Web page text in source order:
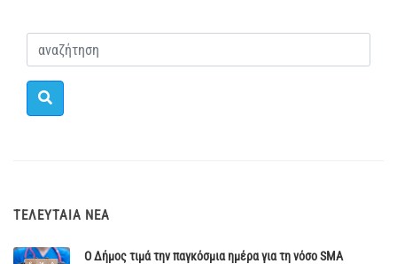
ΤΕΛΕΥΤΑΊΑ ΝΈΑ
Ο Δήμος τιμά την παγκόσμια ημέρα για τη νόσο SMA